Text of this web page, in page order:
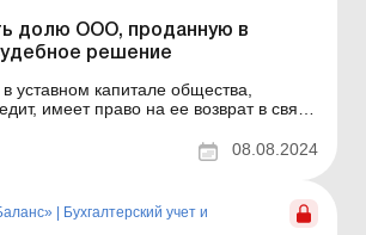
долю ООО, проданную в
решение
уставном капитале общества,
имеет право на ее возврат в связи
оплате этой доли. Однако
права требования по такому
с...
08.08.2024
| Бухгалтерский учет и